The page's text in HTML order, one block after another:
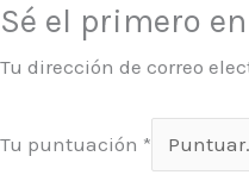
Sé el primero
Tu dirección de correo
Tu puntuación *